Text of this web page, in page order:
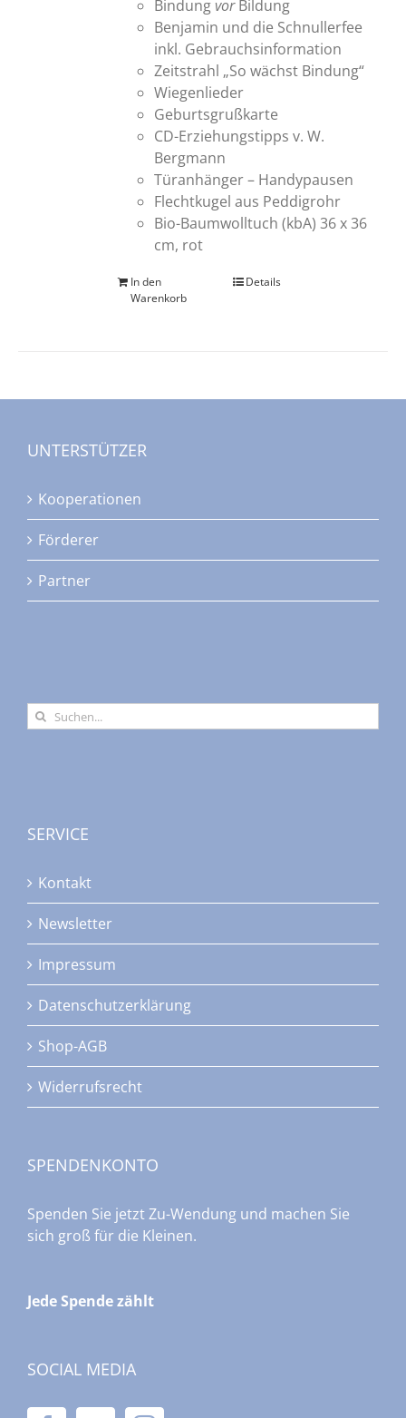
BindungvorBildung
Benjamin und die Schnullerfee
inkl. Gebrauchsinformation
Zeitstrahl „So wächst Bindung“
Wiegenlieder
Geburtsgrußkarte
CD-Erziehungstipps v. W.
Bergmann
Türanhänger – Handypausen
Flechtkugel aus Peddigrohr
Bio-Baumwolltuch (kbA) 36 x 36
cm, rot
In den
Warenkorb
Details
UNTERSTÜTZER
Kooperationen
Förderer
Partner
Suche
nach:
SERVICE
Kontakt
Newsletter
Impressum
Datenschutzerklärung
Shop-AGB
Widerrufsrecht
SPENDENKONTO
Spenden Sie jetzt Zu-Wendung und machen Sie
sich groß für die Kleinen.
Jede Spende zählt
SOCIAL MEDIA